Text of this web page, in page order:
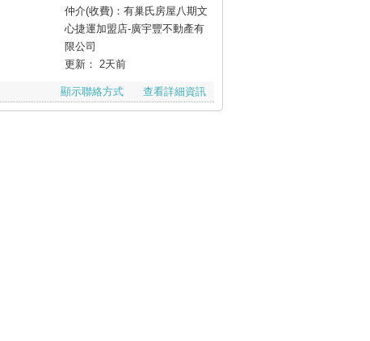
仲介(收費)：有巢氏房屋八期文
心捷運加盟店-廣宇豐不動產有
限公司
更新： 2天前
顯示聯絡方式 查看詳細資訊